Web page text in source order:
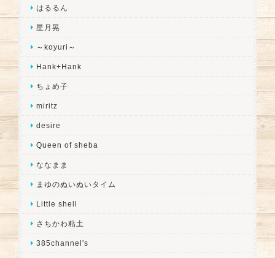
はるるん
星月晃
～koyuri～
Hank+Hank
ちょめ子
miritz
desire
Queen of sheba
ななまま
まゆのぬいぬいタイム
Little shell
さちかわ粘土
385channel's